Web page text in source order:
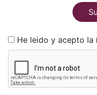
He leido y acepto la